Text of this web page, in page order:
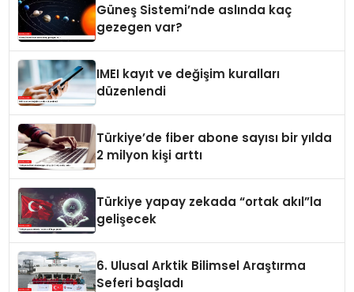
Güneş Sistemi’nde aslında kaç
gezegen var?
IMEI kayıt ve değişim kuralları
düzenlendi
Türkiye’de fiber abone sayısı bir yılda
2 milyon kişi arttı
Türkiye yapay zekada “ortak akıl”la
gelişecek
6. Ulusal Arktik Bilimsel Araştırma
Seferi başladı